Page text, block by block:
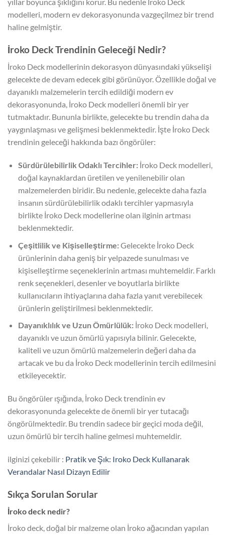
modelleri, modern ev dekorasyonunda vazgeçilmez bir trend
haline gelmiştir.
İroko Deck Trendinin Geleceği Nedir?
İroko Deck modellerinin dekorasyon dünyasındaki yükselişi
gelecekte de devam edecek gibi görünüyor. Özellikle doğal ve
dayanıklı malzemelerin tercih edildiği modern ev
dekorasyonunda, İroko Deck modelleri önemli bir yer
tutmaktadır. Bununla birlikte, gelecekte bu trendin daha da
yaygınlaşması ve gelişmesi beklenmektedir. İşte İroko Deck
trendinin geleceği hakkında bazı öngörüler:
Sürdürülebilirlik Odaklı Tercihler:İroko Deck modelleri,
doğal kaynaklardan üretilen ve yenilenebilir olan
malzemelerden biridir. Bu nedenle, gelecekte daha fazla
insanın sürdürülebilirlik odaklı tercihler yapmasıyla
birlikte İroko Deck modellerine olan ilginin artması
beklenmektedir.
Çeşitlilik ve Kişiselleştirme:Gelecekte İroko Deck
ürünlerinin daha geniş bir yelpazede sunulması ve
kişiselleştirme seçeneklerinin artması muhtemeldir. Farklı
renk seçenekleri, desenler ve boyutlarla birlikte
kullanıcıların ihtiyaçlarına daha fazla yanıt verebilecek
ürünlerin geliştirilmesi beklenmektedir.
Dayanıklılık ve Uzun Ömürlülük:İroko Deck modelleri,
dayanıklı ve uzun ömürlü yapısıyla bilinir. Gelecekte,
kaliteli ve uzun ömürlü malzemelerin değeri daha da
artacak ve bu da İroko Deck modellerinin tercih edilmesini
etkileyecektir.
Bu öngörüler ışığında, İroko Deck trendinin ev
dekorasyonunda gelecekte de önemli bir yer tutacağı
öngörülmektedir. Bu trendin sadece bir geçici moda değil,
uzun ömürlü bir tercih haline gelmesi muhtemeldir.
ilginizi çekebilir : Pratik ve Şık: Iroko Deck Kullanarak
Verandalar Nasıl Dizayn Edilir
Sıkça Sorulan Sorular
İroko deck nedir?
İroko deck, doğal bir malzeme olan İroko ağacından yapılan